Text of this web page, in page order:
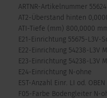
ARTNR-Artikelnummer 55624
AT2-Überstand hinten
ATI-Tiefe (mm) 800,0000
E21-Einrichtung 55675-L3V-
E22-Einrichtung 54238-L3V
E23-Einrichtung 54238-L3V
E24-Einrichtung N-ohne
EST-Anzahl Einr. LI od. OBEN
F05-Farbe Bodengleiter N-